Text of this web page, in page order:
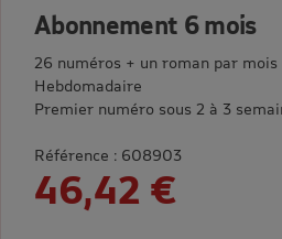
Abonnement 6 mois
26 numéros + un roman par mois
Hebdomadaire
Premier numéro sous 2 à 3
Référence : 608903
46,42 €